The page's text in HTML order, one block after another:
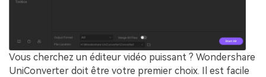
Vous cherchez un éditeur vidéo puissant ? Wondershare
UniConverter doit être votre premier choix. Il est facile